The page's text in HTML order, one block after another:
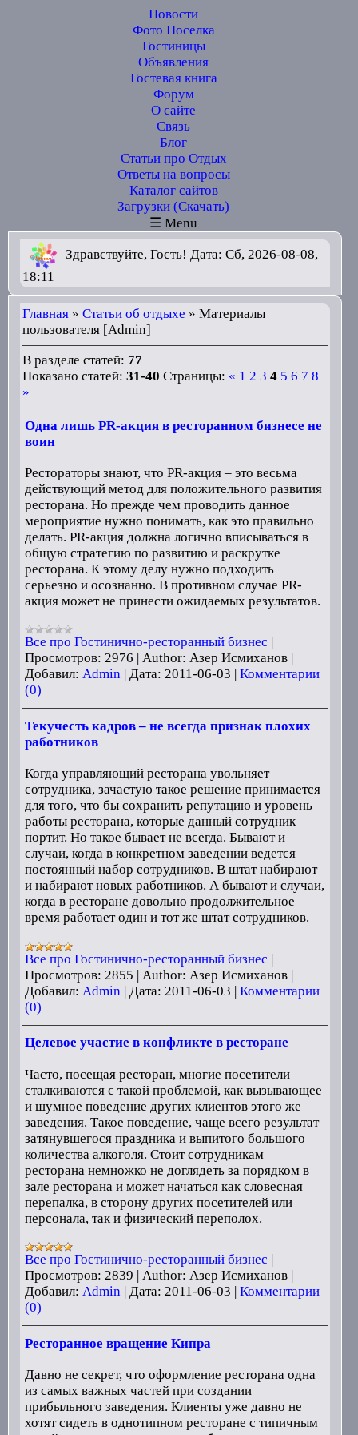
Новости
Фото Поселка
Гостиницы
Объявления
Гостевая книга
Форум
О сайте
Связь
Блог
Статьи про Отдых
Ответы на вопросы
Каталог сайтов
Загрузки (Скачать)
☰ Menu
Здравствуйте, Гость! Дата: Сб, 2026-08-08,
18:11
Главная» Статьи об отдыхе » Материалы
пользователя [Admin]
В разделе статей: 77
Показано статей: 31-40 Страницы: « 1 2 3 4 5 6 7 8
»
Одна лишь PR-акция в ресторанном бизнесе не
воин
Рестораторы знают, что PR-акция – это весьма
действующий метод для положительного развития
ресторана. Но прежде чем проводить данное
мероприятие нужно понимать, как это правильно
делать. PR-акция должна логично вписываться в
общую стратегию по развитию и раскрутке
ресторана. К этому делу нужно подходить
серьезно и осознанно. В противном случае PR-
акция может не принести ожидаемых результатов.
Все про Гостинично-ресторанный бизнес
Просмотров: 2976 Author: Азер Исмиханов|
Добавил: Admin Дата: 2011-06-03
Комментарии
(0)
Текучесть кадров – не всегда признак плохих
работников
Когда управляющий ресторана увольняет
сотрудника, зачастую такое решение принимается
для того, что бы сохранить репутацию и уровень
работы ресторана, которые данный сотрудник
портит. Но такое бывает не всегда. Бывают и
случаи, когда в конкретном заведении ведется
постоянный набор сотрудников. В штат набирают
и набирают новых работников. А бывают и случаи,
когда в ресторане довольно продолжительное
время работает один и тот же штат сотрудников.
Все про Гостинично-ресторанный бизнес |
Просмотров: 2855 | Author: Азер Исмиханов|
Добавил: Admin | Дата: 2011-06-03 | Комментарии
(0)
Целевое участие в конфликте в ресторане
Часто, посещая ресторан, многие посетители
сталкиваются с такой проблемой, как вызывающее
и шумное поведение других клиентов этого же
заведения. Такое поведение, чаще всего результат
затянувшегося праздника и выпитого большого
количества алкоголя. Стоит сотрудникам
ресторана немножко не доглядеть за порядком в
зале ресторана и может начаться как словесная
перепалка, в сторону других посетителей или
персонала, так и физический переполох.
Все про Гостинично-ресторанный бизнес |
Просмотров: 2839 | Author: Азер Исмиханов|
Добавил: Admin | Дата: 2011-06-03 | Комментарии
(0)
Ресторанное вращение Кипра
Давно не секрет, что оформление ресторана одна
из самых важных частей при создании
прибыльного заведения. Клиенты уже давно не
хотят сидеть в однотипном ресторане с типичным